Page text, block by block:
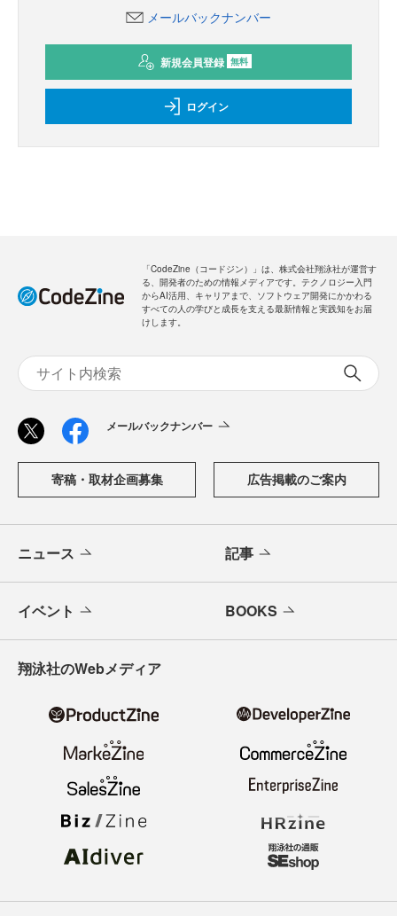
メールバックナンバー
新規会員登録 無料
ログイン
「CodeZine（コードジン）」は、株式会社翔泳社が運営す
る、開発者のための情報メディアです。テクノロジー入門
からAI活用、キャリアまで、ソフトウェア開発にかかわる
すべての人の学びと成長を支える最新情報と実践知をお届
けします。
メールバックナンバー
寄稿・取材企画募集 広告掲載のご案内
ニュース 記事
イベント BOOKS
翔泳社のWebメディア